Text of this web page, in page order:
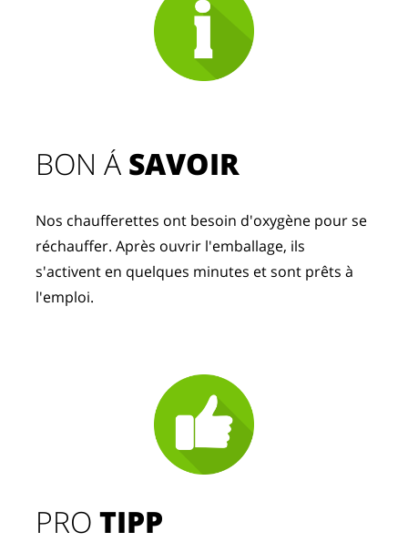
PROTIPP
BON Á SAVOIR
Nos chaufferettes ont besoin d'oxygène pour se
réchauffer. Après ouvrir l'emballage, ils
s'activent en quelques minutes et sont prêts à
l'emploi.